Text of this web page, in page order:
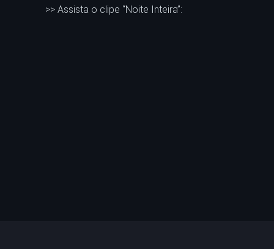
>> Assista o clipe “Noite Inteira”: